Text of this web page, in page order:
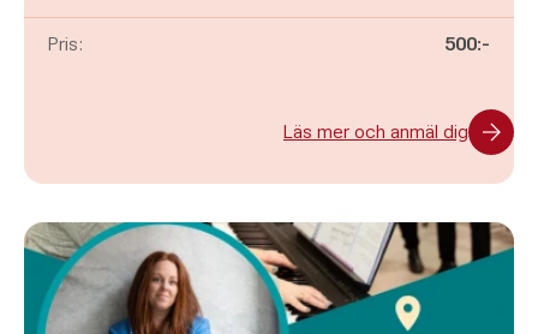
Pris: 500:-
Läs mer och anmäl dig